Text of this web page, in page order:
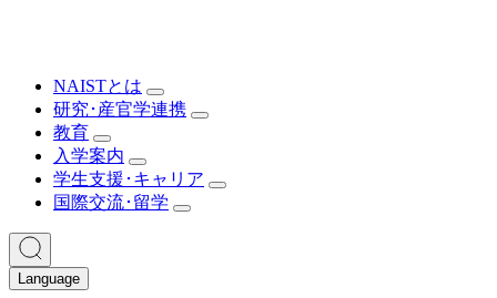
NAISTとは
研究･産官学連携
教育
入学案内
学生支援･キャリア
国際交流･留学
Language